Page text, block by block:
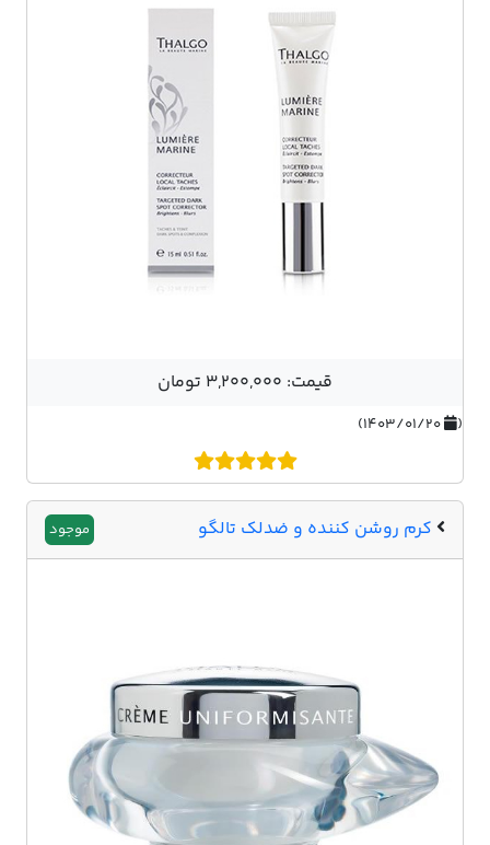
قیمت: 3,200,000 تومان
(
کرم روشن کننده و ضدلک تالگو موجود